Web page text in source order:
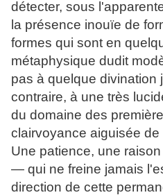
détecter, sous
la présence inouïe de
formes qui sont en
métaphysique dudit
pas à quelque divination
contraire, à une très
du domaine des
clairvoyance aiguisée
Une patience, une
— qui ne freine jamais
direction de cette